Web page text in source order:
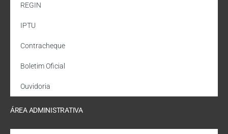
REGIN
IPTU
Contracheque
Boletim Oficial
Ouvidoria
ÁREA ADMINISTRATIVA